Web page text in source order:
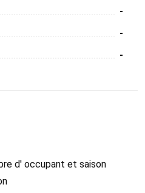
-
-
-
d' occupant et saison